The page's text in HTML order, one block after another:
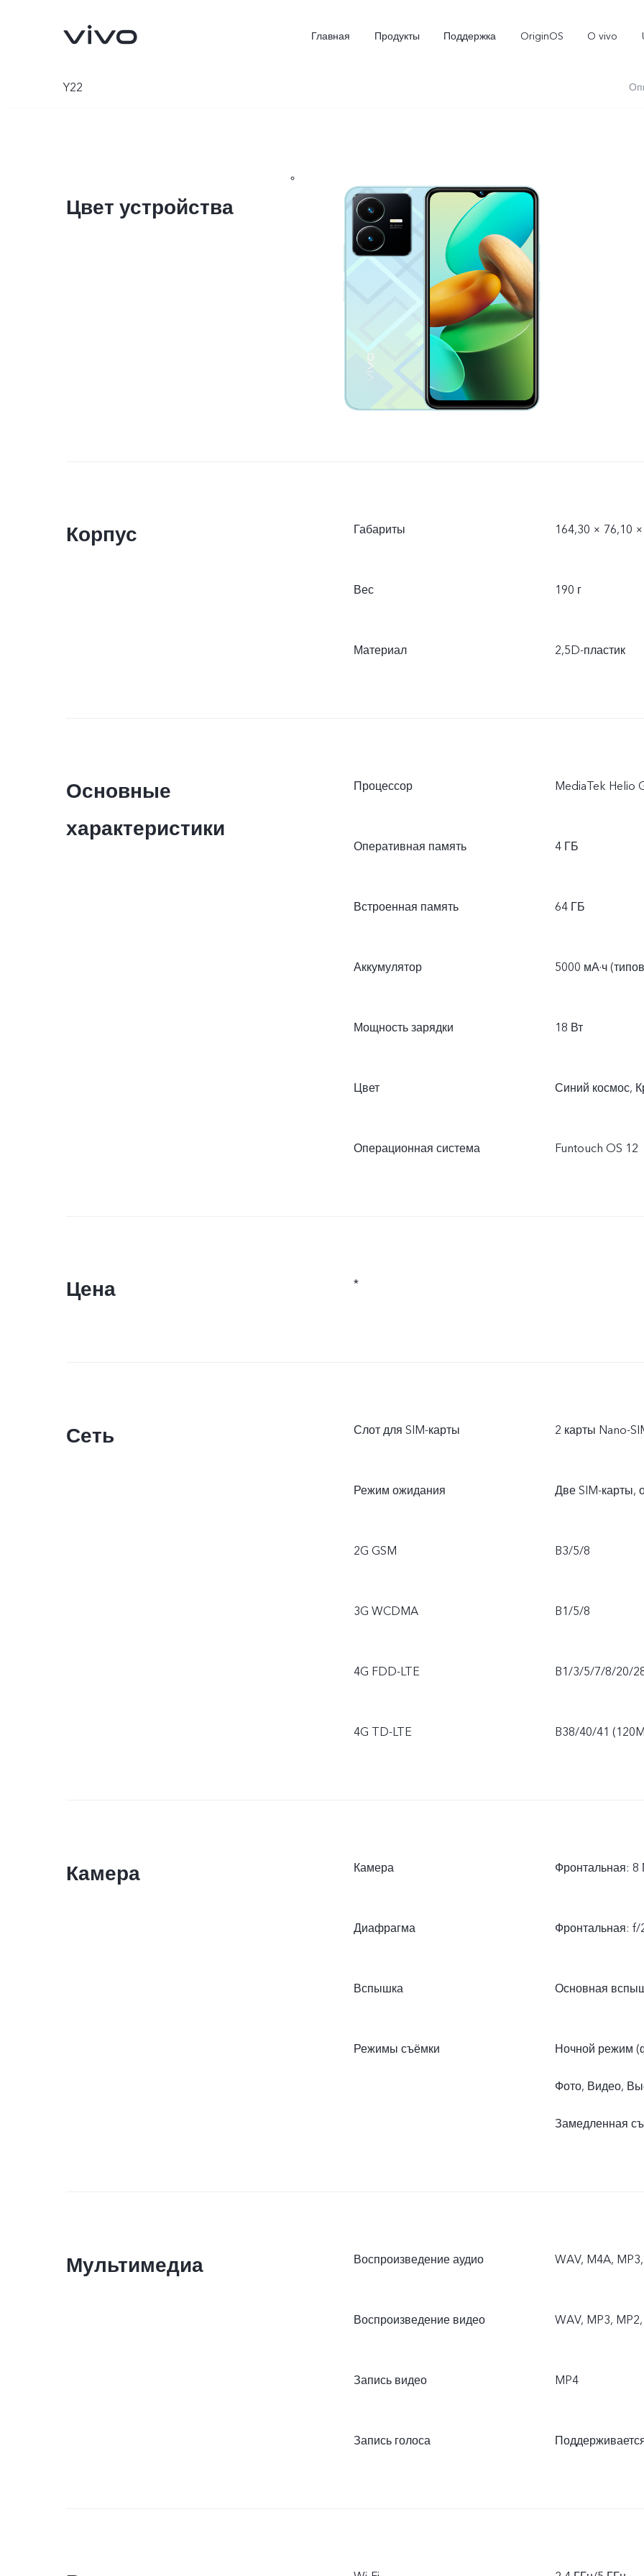
Главная Продукты Поддержка OriginOS O vivo
X300 X300 FE Новинка
Y22
Цвет устройства
Корпус Габариты 164,30 × 76,10
Вес 190 г
Материал 2,5D-пластик
Основные
характеристики
Процессор MediaTek Helio
Оперативная память 4 ГБ
Встроенная память 64 ГБ
Аккумулятор 5000 мА·ч
Мощность зарядки 18 Вт
Цвет Синий космос,
Операционная система Funtouch OS 12
Цена *
Сеть Слот для SIM-карты 2 карты Nano-
Режим ожидания Две SIM-карты,
2G GSM B3/5/8
3G WCDMA B1/5/8
4G FDD-LTE B1/3/5/7/8/20/
4G TD-LTE B38/40/41
Камера Камера Фронтальная:
Диафрагма Фронтальная:
Вспышка Основная
Режимы съёмки Ночной режим
Фото, Видео,
Замедленная
Мультимедиа Воспроизведение аудио WAV, M4A,
Воспроизведение видео WAV, MP3,
Запись видео MP4
Запись голоса